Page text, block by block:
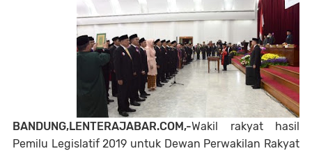
BANDUNG,LENTERAJABAR.COM,-Wakil rakyat hasil
Pemilu Legislatif 2019 untuk Dewan Perwakilan Rakyat